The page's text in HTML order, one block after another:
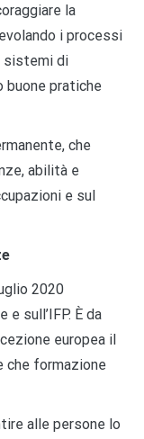
la
i processi
sistemi di
buone pratiche
che
abilità e
e sul
2020
e sull’IFP. È da
europea il
che formazione
alle persone lo